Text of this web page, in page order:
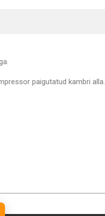
paigutatud kambri alla.